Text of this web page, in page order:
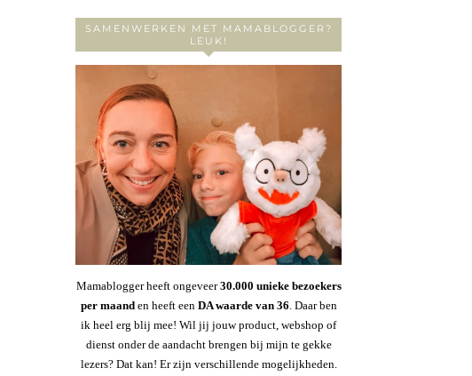
SAMENWERKEN MET MAMABLOGGER?
LEUK!
Mamablogger heeft ongeveer30.000 unieke bezoekers
per maanden heeft een DA waarde van 36. Daar ben
ik heel erg blij mee! Wil jij jouw product, webshop of
dienst onder de aandacht brengen bij mijn te gekke
lezers? Dat kan! Er zijn verschillende mogelijkheden.